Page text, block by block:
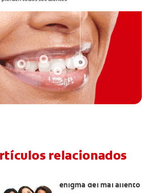
relacionados
enigma del mal aliento